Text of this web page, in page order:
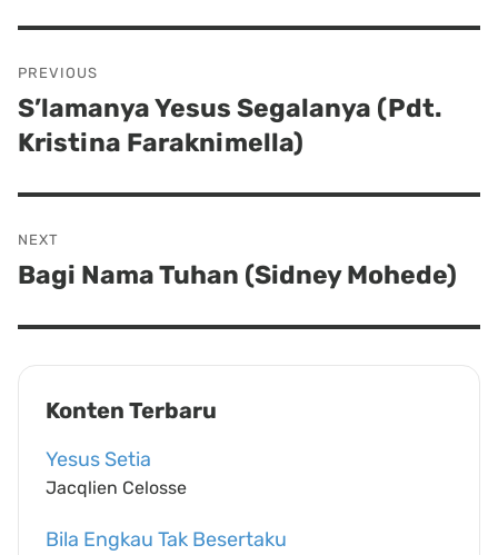
navigation
PREVIOUS
Previous
post:
S’lamanya Yesus Segalanya (Pdt.
Kristina Faraknimella)
NEXT
Next
Bagi Nama Tuhan (Sidney Mohede)
Konten Terbaru
Yesus Setia
Jacqlien Celosse
Bila Engkau Tak Besertaku